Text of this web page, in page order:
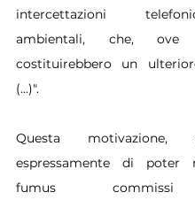
intercettazioni
ambientali, che, ove
costituirebbero un
(...)".
Questa motivazione,
espressamente di poter
fumus